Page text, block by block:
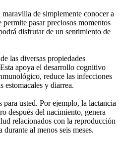
de simplemente conocer a
pasar preciosos momentos
disfrutar de un sentimiento de
las diversas propiedades
apoya el desarrollo cognitivo
reduce las infecciones
estomacales y diarrea.
usted. Por ejemplo, la lactancia
después del nacimiento, genera
relacionados con la reproducción
durante al menos seis meses.